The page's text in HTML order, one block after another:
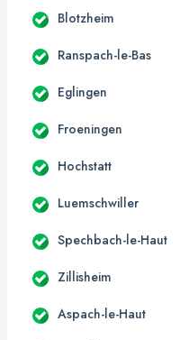
Blotzheim
Ranspach-le-Bas
Eglingen
Froeningen
Hochstatt
Luemschwiller
Spechbach-le-Haut
Zillisheim
Aspach-le-Haut